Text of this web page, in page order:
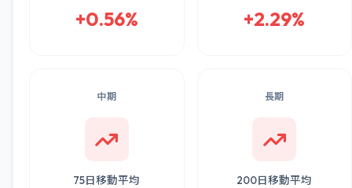
+0.56% +2.29%
中期
75日移動平均
長期
200日移動平均